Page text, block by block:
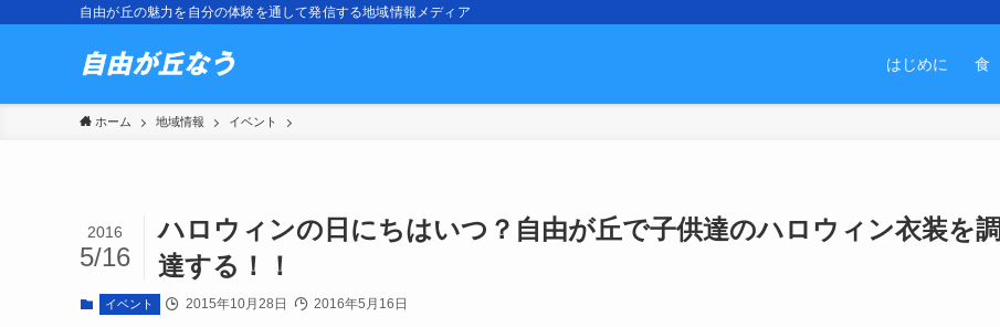
自由が丘の魅力を自分の体験を通して発信する地域情報メディア
はじめに 食
ホーム 地域情報 イベント
ハロウィンの日にちはいつ？自由が丘で子供達のハロウィン衣装を調
達する！！
2016
5/16
イベント 2015年10月28日 2016年5月16日